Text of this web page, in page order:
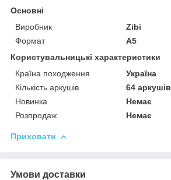
Основні
Виробник
Zibi
Формат
A5
Користувальницькі характеристики
Країна походження
Україна
Кількість аркушів
64 аркушів
Новинка
Немає
Розпродаж
Немає
Приховати
Умови доставки